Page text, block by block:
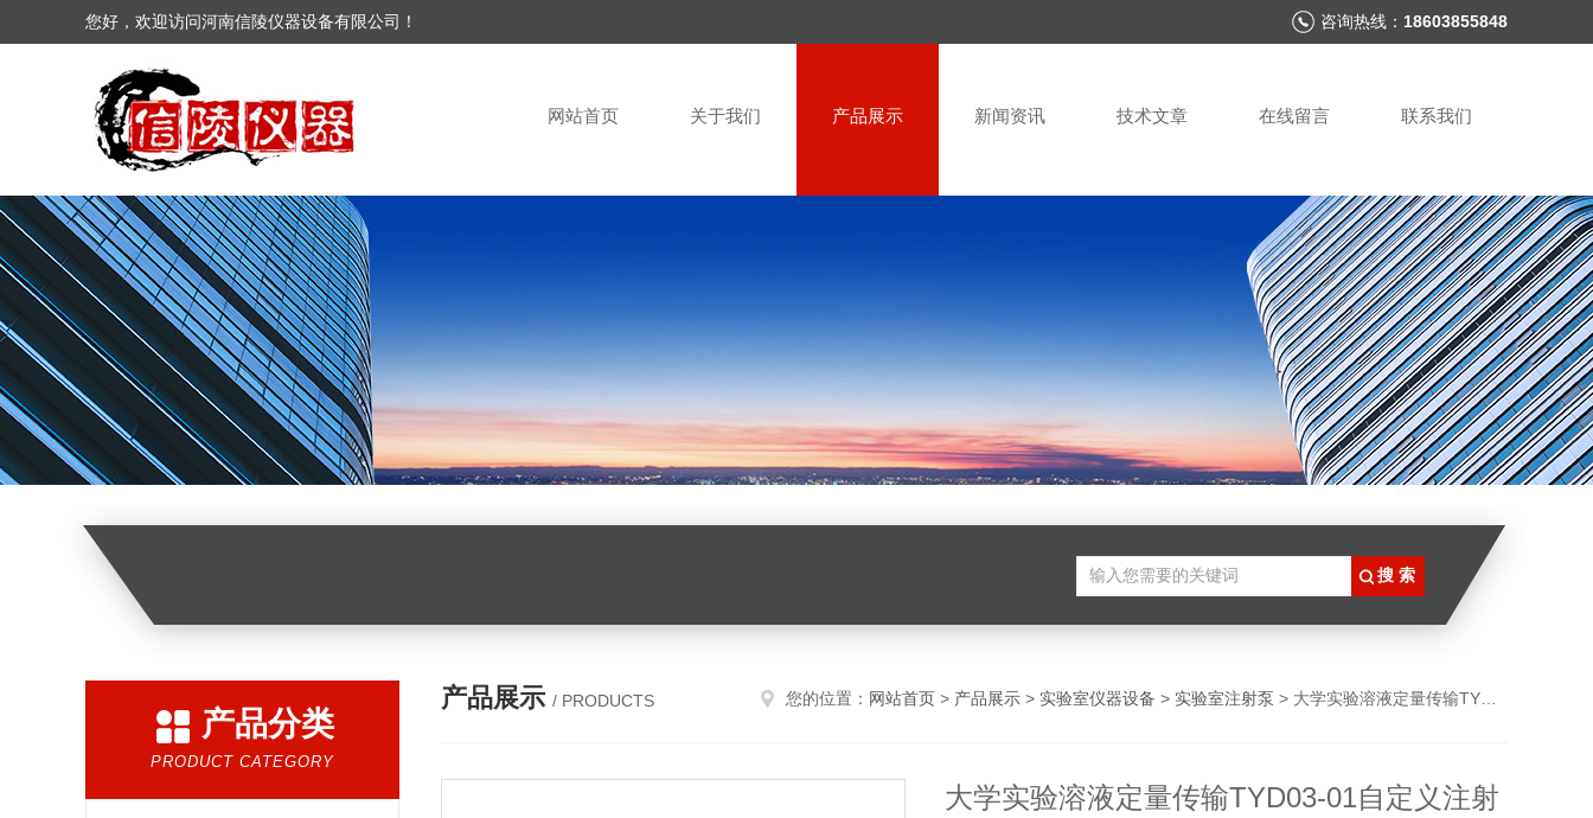
您好，欢迎访问河南信陵仪器设备有限公司！ 咨询热线： 18603855848
网站首页 关于我们 产品展示 新闻资讯 技术文章 在线留言 联系我们
产品分类
PRODUCT CATEGORY
产品展示 / PRODUCTS 您的位置： 网站首页 > 产品展示 > 实验室仪器设备 > 实验室注射泵 > 大学实验溶液定量传输TYD03-01自定义注射泵
大学实验溶液定量传输TYD03-01自定义注射